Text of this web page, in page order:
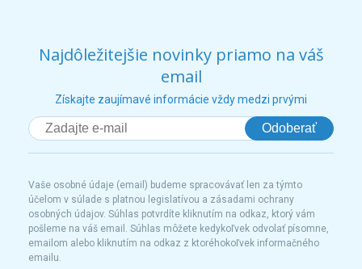
Najdôležitejšie novinky priamo na váš
email
Získajte zaujímavé informácie vždy medzi prvými
Odoberať
Vaše osobné údaje (email) budeme spracovávať len za týmto
účelom v súlade s platnou legislatívou a zásadami ochrany
osobných údajov. Súhlas potvrdíte kliknutím na odkaz, ktorý vám
pošleme na váš email. Súhlas môžete kedykoľvek odvolať písomne,
emailom alebo kliknutím na odkaz z ktoréhokoľvek informačného
emailu.